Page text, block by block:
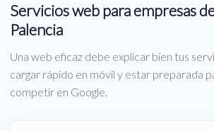
Servicios web para empresas
Palencia
Una web eficaz debe explicar bien tus
cargar rápido en móvil y estar preparada
competir en Google.